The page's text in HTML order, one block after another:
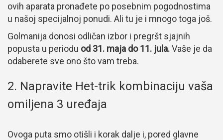
ovih aparata pronađete po posebnim pogodnostima
u našoj specijalnoj ponudi. Ali tu je i mnogo toga još.
Golmanija donosi odličan izbor i pregršt sjajnih
popusta u periodu od 31. maja do 11. jula.Vaše je da
odaberete sve ono što vam treba.
2. Napravite Het-trik kombinaciju vaša
omiljena 3 uređaja
Ovoga puta smo otišli i korak dalje i, pored glavne